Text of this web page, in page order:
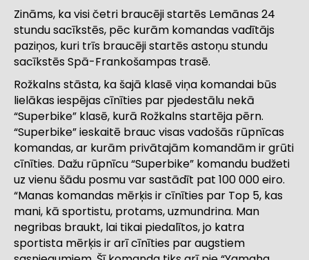
Zināms, ka visi četri braucēji startēs Lemānas 24
stundu sacīkstēs, pēc kurām komandas vadītājs
paziņos, kuri trīs braucēji startēs astoņu stundu
sacīkstēs Spā-Frankošampas trasē.
Rožkalns stāsta, ka šajā klasē viņa komandai būs
lielākas iespējas cīnīties par pjedestālu nekā
“Superbike” klasē, kurā Rožkalns startēja pērn.
“Superbike” ieskaitē brauc visas vadošās rūpnīcas
komandas, ar kurām privātajām komandām ir grūti
cīnīties. Dažu rūpnīcu “Superbike” komandu budžeti
uz vienu šādu posmu var sastādīt pat 100 000 eiro.
“Manas komandas mērķis ir cīnīties par Top 5, kas
mani, kā sportistu, protams, uzmundrina. Man
negribas braukt, lai tikai piedalītos, jo katra
sportista mērķis ir arī cīnīties par augstiem